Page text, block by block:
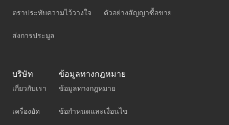
ตราประทับความไว้วางใจ
ส่งการประมูล
ตัวอย่างสัญญาซื้อขาย
บริษัท
เกี่ยวกับเรา
เครื่องอัด
ข้อมูลทางกฎหมาย
ข้อมูลทางกฎหมาย
ข้อกำหนดและเงื่อนไข